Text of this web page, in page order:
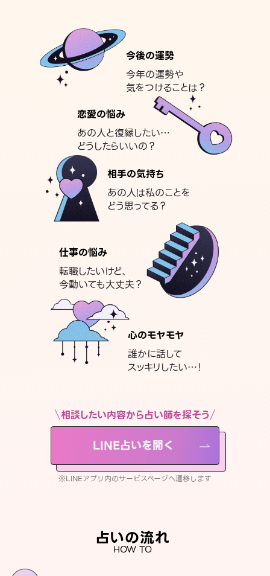
今後の運勢
今年の運勢や
気をつけることは？
恋愛の悩み
あの人と復縁したい…
どうしたらいいの？
相手の気持ち
あの人は私のことを
どう思ってる？
仕事の悩み
転職したいけど、
今動いても大丈夫？
心のモヤモヤ
誰かに話して
スッキリしたい…！
相談したい内容から占い師を探そう
LINE占いを開く
※LINEアプリ内のサービスページへ遷移します
占いの流れ
HOW TO